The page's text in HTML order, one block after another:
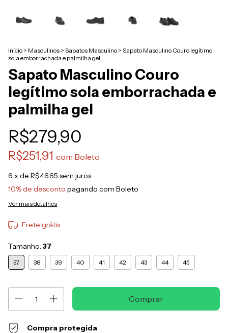
Início > Masculinos > Sapatos Masculino > Sapato Masculino Couro legítimo
sola emborrachada e palmilha gel
Sapato Masculino Couro
legítimo sola emborrachada e
palmilha gel
R$279,90
R$251,91 com Boleto
6 x de R$46,65 sem juros
10% de desconto pagando com Boleto
Ver mais detalhes
Frete grátis
Tamanho: 37
37 38 39 40 41 42 43 44 45
Compra protegida